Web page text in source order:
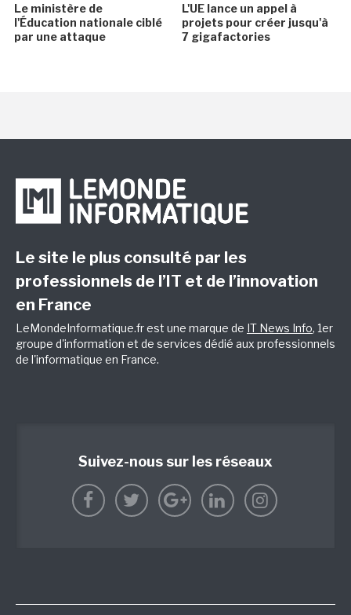
Le ministère de
l'Éducation nationale ciblé
par une attaque
L'UE lance un appel à
projets pour créer jusqu'à
7 gigafactories
Le site le plus consulté par les
professionnels de l’IT et de l’innovation
en France
LeMondeInformatique.fr est une marque de IT News Info, 1er
groupe d'information et de services dédié aux professionnels
de l'informatique en France.
Suivez-nous sur les réseaux